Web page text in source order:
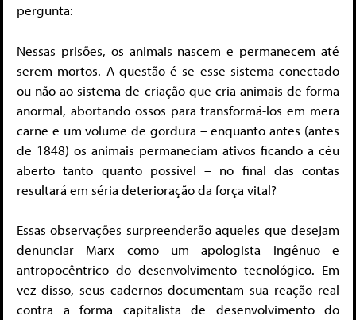
pergunta:
Nessas prisões, os animais nascem e permanecem até
serem mortos. A questão é se esse sistema conectado
ou não ao sistema de criação que cria animais de forma
anormal, abortando ossos para transformá-los em mera
carne e um volume de gordura – enquanto antes (antes
de 1848) os animais permaneciam ativos ficando a céu
aberto tanto quanto possível – no final das contas
resultará em séria deterioração da força vital?
Essas observações surpreenderão aqueles que desejam
denunciar Marx como um apologista ingênuo e
antropocêntrico do desenvolvimento tecnológico. Em
vez disso, seus cadernos documentam sua reação real
contra a forma capitalista de desenvolvimento do